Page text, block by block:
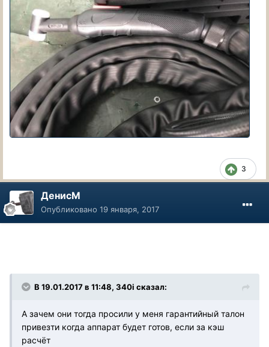
3
ДенисМ
Опубликовано 19 января, 2017
В 19.01.2017 в 11:48, 340i сказал:
А зачем они тогда просили у меня гарантийный талон
привезти когда аппарат будет готов, если за кэш
расчёт